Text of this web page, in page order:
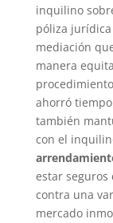
inquilino
póliza
mediación
manera
ahorró
también
con el
estar
contra una
mercado